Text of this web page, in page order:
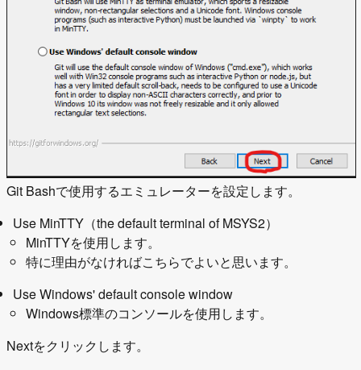
Git Bashで使用するエミュレーターを設定します。
Use MinTTY（the default terminal of MSYS2）
MinTTYを使用します。
特に理由がなければこちらでよいと思います。
Use Windows' default console window
Windows標準のコンソールを使用します。
Nextをクリックします。